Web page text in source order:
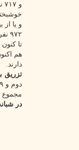
و ۷۱۷ نفر رسید.
و یا از
۹۷۲ نفر از بیماران مبتلا به کووید۱۹ در بخش های مراقبت های ویژه بیمارستانها تحت مراقبت قرار دارند.
تا کنون ۵۳ میلیون و ۴۶ هزار و ۱۴۹ آزمایش تشخیص کووید۱۹ در کشور انجام شده است.
دارند.
تزریق بیش از ۱۳۲ هزار
دوم و ۲۹ میلیون و ۸۹۰ هزار و ۲۶۷ نفر دُز سوم و بالاتر واکسن کرونا را تزریق کرده اند.
مجموع
در شبانه روز گذشته ۱۳۲